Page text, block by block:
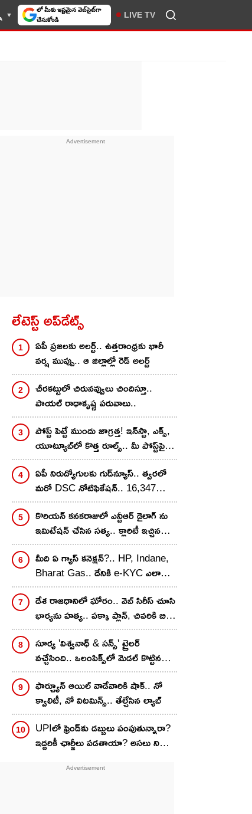
10TV సెలెక్ట్ చేసుకోండి LIVE TV
లేటెస్ట్ అప్‌డేట్స్
ఏపీ ప్రజలకు అలర్ట్.. ఉత్తరాంధ్రకు భారీ
వర్ష ముప్పు.. ఆ జిల్లాల్లో రెడ్ అలర్ట్
చీరకట్టులో చిరునవ్వులు చిందిస్తూ..
పాయల్ రాధాకృష్ణ పరువాలు..
పోస్ట్ పెట్టే ముందు జాగ్రత్త! ఇన్‌స్టా, ఎక్స్,
యూట్యూబ్‌లో కొత్త రూల్స్.. మీ పోస్ట్‌పై 2
గంటల్లోనే యాక్షన్?
ఏపీ నిరుద్యోగులకు గుడ్‌న్యూస్.. త్వరలో
మరో DSC నోటిఫికేషన్.. 16,347
పోస్టుల భర్తీ
కొరియన్ కనకరాజులో ఎన్టీఆర్ డైలాగ్ ను
ఇమిటేషన్ చేసిన సత్య.. క్లారిటీ ఇచ్చిన
వరుణ్ తేజ్..
మీది ఏ గ్యాస్ కనెక్షన్?.. HP, Indane,
Bharat Gas.. దేనికి e-KYC ఎలా
చేయాలి? స్టెప్ బై స్టెప్
దేశ రాజధానిలో ఘోరం.. వెబ్ సిరీస్ చూసి
భార్యను హత్య.. పక్కా ప్లాన్, చివరికి బిగ్
ట్విస్ట్
సూర్య 'విశ్వనాధ్ & సన్స్' ట్రైలర్
వచ్చేసింది.. ఒలంపిక్స్‌లో మెడల్ కొట్టిన
హీరో కొడుక్కి ఉన్న సమస్య ఏంటి?
ఫార్చ్యూన్ ఆయిల్ వాడేవారికి షాక్.. నో
క్వాలిటీ, నో విటమిన్స్.. తేల్చేసిన ల్యాబ్
UPIలో ఫ్రెండ్‌కు డబ్బులు పంపుతున్నారా?
ఇద్దరికీ ఛార్జీలు పడతాయా? అసలు నిజం